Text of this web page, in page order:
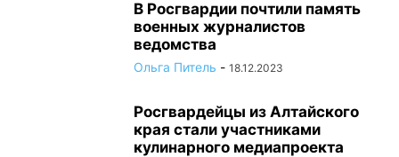
В Росгвардии почтили память
военных журналистов
ведомства
Ольга Питель - 18.12.2023
Росгвардейцы из Алтайского
края стали участниками
кулинарного медиапроекта